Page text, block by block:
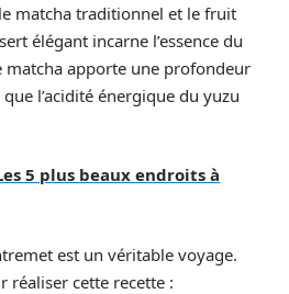
matcha traditionnel et le fruit
élégant incarne l’essence du
matcha apporte une profondeur
l’acidité énergique du yuzu
5 plus beaux endroits à
est un véritable voyage.
réaliser cette recette :